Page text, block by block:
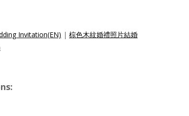
Invitation(EN) | 棕色木紋婚禮照片結婚